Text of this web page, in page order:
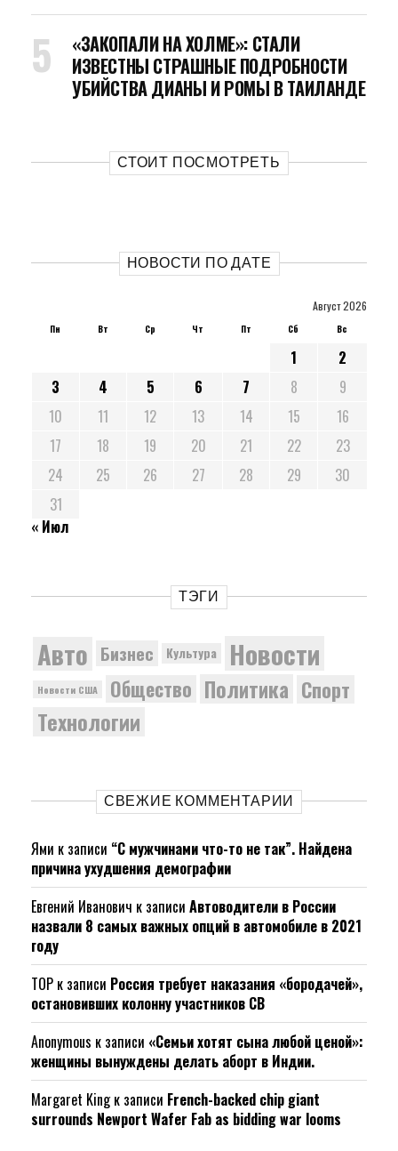
«ЗАКОПАЛИ НА ХОЛМЕ»: СТАЛИ
ИЗВЕСТНЫ СТРАШНЫЕ ПОДРОБНОСТИ
УБИЙСТВА ДИАНЫ И РОМЫ В ТАИЛАНДЕ
СТОИТ ПОСМОТРЕТЬ
НОВОСТИ ПО ДАТЕ
Август 2026
Пн Вт Ср Чт Пт Сб Вс
1
2
3
4 5 6 7 8
9
10
11 12 13 14 15
16
17
18 19 20 21 22
23
24
25 26 27 28 29
30
31
« Июл
ТЭГИ
Авто Бизнес Культура Новости
Новости США Общество Политика Спорт
Технологии
СВЕЖИЕ КОММЕНТАРИИ
Ями к записи “С мужчинами что-то не так”. Найдена
причина ухудшения демографии
Евгений Иванович к записи Автоводители в России
назвали 8 самых важных опций в автомобиле в 2021
году
ТОР к записи Россия требует наказания «бородачей»,
остановивших колонну участников СВ
Anonymous к записи «Семьи хотят сына любой ценой»:
женщины вынуждены делать аборт в Индии.
Margaret Kingк записи French-backed chip giant
surrounds Newport Wafer Fab as bidding war looms